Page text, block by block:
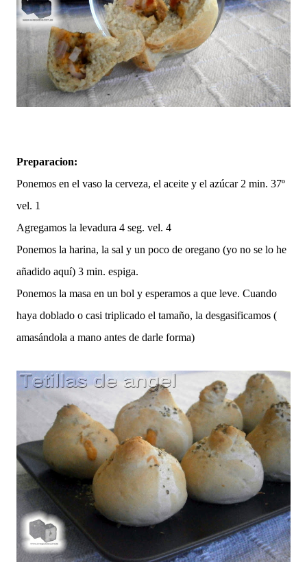
Preparacion:
Ponemos en el vaso la cerveza, el aceite y el azúcar 2 min. 37º
vel. 1
Agregamos la levadura 4 seg. vel. 4
Ponemos la harina, la sal y un poco de oregano (yo no se lo he
añadido aquí) 3 min. espiga.
Ponemos la masa en un bol y esperamos a que leve. Cuando
haya doblado o casi triplicado el tamaño, la desgasificamos (
amasándola a mano antes de darle forma)